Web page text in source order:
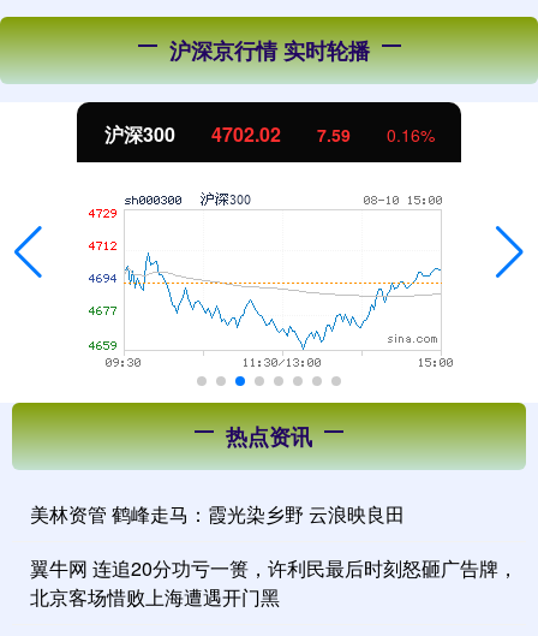
沪深京行情 实时轮播
沪深300 4702.02 7.59 0.16%
热点资讯
美林资管 鹤峰走马：霞光染乡野 云浪映良田
翼牛网 连追20分功亏一篑，许利民最后时刻怒砸广告牌，
北京客场惜败上海遭遇开门黑